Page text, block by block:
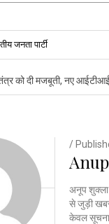
जनता पार्टी
को दी मजबूती, नए आईटीआई
/
अनूप शुक्ला
से जुड़ी
केवल सूचना